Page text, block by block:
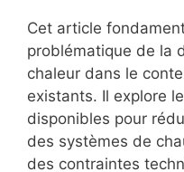
Cet article
problématique de la
chaleur dans le
existants. Il explore
disponibles pour
des systèmes de
des contraintes